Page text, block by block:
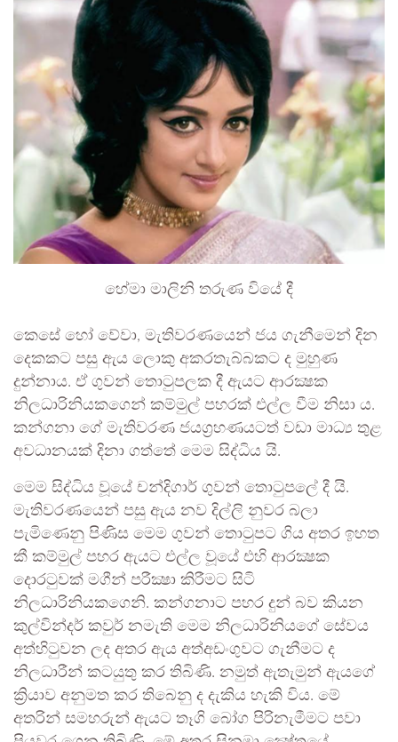
හේමා මාලිනි තරුණ වියේ දී
කෙසේ හෝ වේවා, මැතිවරණයෙන් ජය ගැනීමෙන් දින
දෙකකට පසු ඇය ලොකු අකරතැබ්බකට ද මුහුණ
දුන්නාය. ඒ ගුවන් තොටුපලක දී ඇයට ආරක්‍ෂක
නිලධාරිනියකගෙන් කම්මුල් පහරක් එල්ල වීම නිසා ය.
කන්ගනා ගේ මැතිවරණ ජයග්‍රහණයටත් වඩා මාධ්‍ය තුළ
අවධානයක් දිනා ගත්තේ මෙම සිද්ධිය යි.
මෙම සිද්ධිය වූයේ චන්දිගාර් ගුවන් තොටුපලේ දී යි.
මැතිවරණයෙන් පසු ඇය නව දිල්ලි නුවර බලා
පැමිණෙනු පිණිස මෙම ගුවන් තොටුපට ගිය අතර ඉහත
කී කම්මුල් පහර ඇයට එල්ල වූයේ එහි ආරක්‍ෂක
දොරටුවක් මගීන් පරීක්‍ෂා කිරීමට සිටි
නිලධාරිනියකගෙනි. කන්ගනාට පහර දුන් බව කියන
කුල්වින්දර් කවුර් නමැති මෙම නිලධාරිනියගේ සේවය
අත්හිටුවන ලද අතර ඇය අත්අඩංගුවට ගැනීමට ද
නිලධාරීන් කටයුතු කර තිබිණි. නමුත් ඇතැමුන් ඇයගේ
ක්‍රියාව අනුමත කර තිබෙනු ද දැකිය හැකි විය. මේ
අතරින් සමහරුන් ඇයට තෑගි බෝග පිරිනැමීමට පවා